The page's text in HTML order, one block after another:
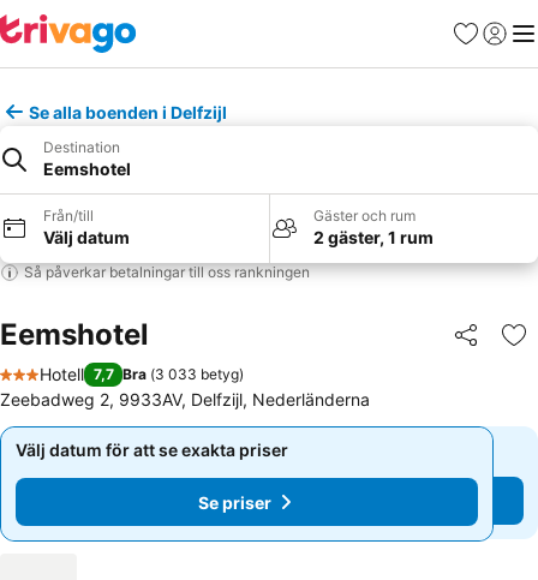
Favoriter
Logga
Se alla boenden i Delfzijl
Destination
Eemshotel
Från/till
Välj datum
Gäster och rum
2 gäster, 1 rum
Så påverkar betalningar till oss rankningen
Eemshotel Dela
3 Stjärnor
Hotell 7,7 Bra (3 033 betyg)
Zeebadweg 2, 9933AV, Delfzijl, Nederländerna
Välj datum för att se exakta priser
Se priser
Välj datum för att se exakta priser
Se priser